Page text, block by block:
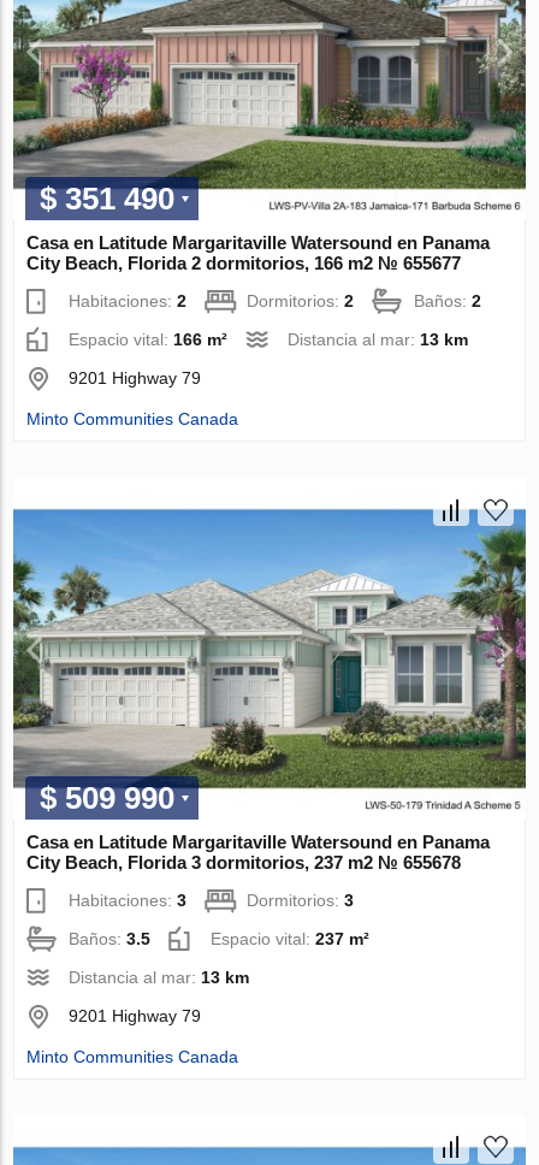
$ 351 490
Casa en Latitude Margaritaville Watersound en Panama
City Beach, Florida 2 dormitorios, 166 m2 № 655677
Habitaciones:2 Dormitorios:2 Baños:2
Espacio vital:166 m² Distancia al mar:13 km
9201 Highway 79
Minto Communities Canada
$ 509 990
Casa en Latitude Margaritaville Watersound en Panama
City Beach, Florida 3 dormitorios, 237 m2 № 655678
Habitaciones:3 Dormitorios:3
Baños:3.5 Espacio vital:237 m²
Distancia al mar: 13 km
9201 Highway 79
Minto Communities Canada